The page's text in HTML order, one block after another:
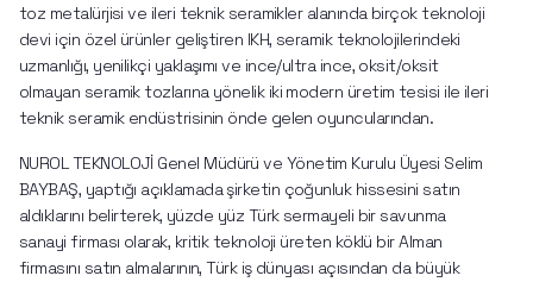
toz metalürjisi ve ileri teknik seramikler alanında birçok teknoloji
devi için özel ürünler geliştiren IKH, seramik teknolojilerindeki
uzmanlığı, yenilikçi yaklaşımı ve ince/ultra ince, oksit/oksit
olmayan seramik tozlarına yönelik iki modern üretim tesisi ile ileri
teknik seramik endüstrisinin önde gelen oyuncularından.
NUROL TEKNOLOJİ Genel Müdürü ve Yönetim Kurulu Üyesi Selim
BAYBAŞ, yaptığı açıklamada şirketin çoğunluk hissesini satın
aldıklarını belirterek, yüzde yüz Türk sermayeli bir savunma
sanayi firması olarak, kritik teknoloji üreten köklü bir Alman
firmasını satın almalarının, Türk iş dünyası açısından da büyük